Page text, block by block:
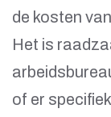
de kosten
Het is
of er